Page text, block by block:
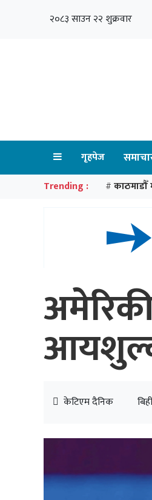
२०८३ साउन २२ शुक्रवार
गृहपेज
Trending : # काठमाडौँ
अमेरिकी
केटिएम दैनिक